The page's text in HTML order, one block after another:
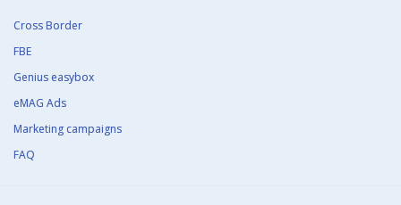
Cross Border
FBE
Genius easybox
eMAG Ads
Marketing campaigns
FAQ